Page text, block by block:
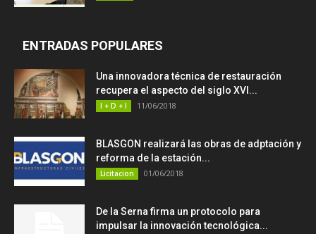
ENTRADAS POPULARES
Una innovadora técnica de restauración
recupera el aspecto del siglo XVI...
I + D + I 11/06/2018
BLASGON realizará las obras de adptación y
reforma de la estación...
Licitacion 01/06/2018
De la Serna firma un protocolo para
impulsar la innovación tecnológica...